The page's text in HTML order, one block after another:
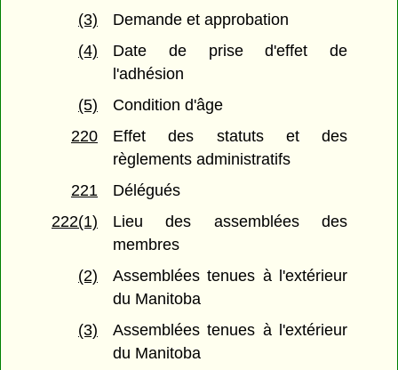
(3)
Demande et approbation
(4)
Date de prise d'effet de
l'adhésion
(5)
Condition d'âge
220
Effet des statuts et des
règlements administratifs
221
Délégués
222(1)
Lieu des assemblées des
membres
(2)
Assemblées tenues à l'extérieur
du Manitoba
(3)
Assemblées tenues à l'extérieur
du Manitoba